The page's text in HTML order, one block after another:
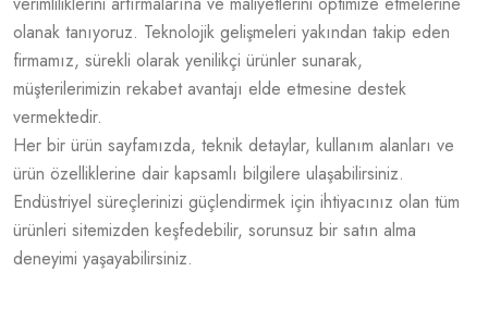
olanak tanıyoruz. Teknolojik gelişmeleri yakından takip eden
firmamız, sürekli olarak yenilikçi ürünler sunarak,
müşterilerimizin rekabet avantajı elde etmesine destek
vermektedir.
Her bir ürün sayfamızda, teknik detaylar, kullanım alanları ve
ürün özelliklerine dair kapsamlı bilgilere ulaşabilirsiniz.
Endüstriyel süreçlerinizi güçlendirmek için ihtiyacınız olan tüm
ürünleri sitemizden keşfedebilir, sorunsuz bir satın alma
deneyimi yaşayabilirsiniz.